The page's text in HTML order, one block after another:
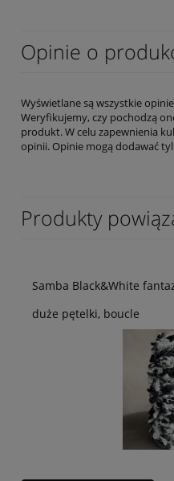
Opinie o
Wyświetlane są wszystkie
Weryfikujemy, czy pochodzą
produkt. W celu zapewnienia
opinii. Opinie mogą dodawać
Produkty
Samba Black&White
duże pętelki, boucle